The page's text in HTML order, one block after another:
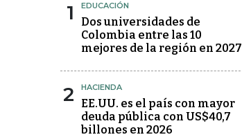
1 EDUCACIÓN
Dos universidades de
Colombia entre las 10
mejores de la región en 2027
2 HACIENDA
EE.UU. es el país con mayor
deuda pública con US$40,7
billones en 2026